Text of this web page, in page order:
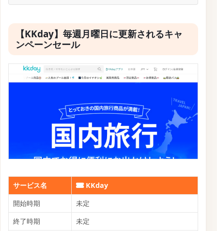
【KKday】毎週月曜日に更新されるキャ
ンペーンセール
サービス名
KKday
開始時期
未定
終了時期
未定